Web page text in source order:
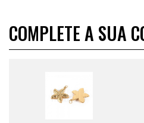
COMPLETE A SUA